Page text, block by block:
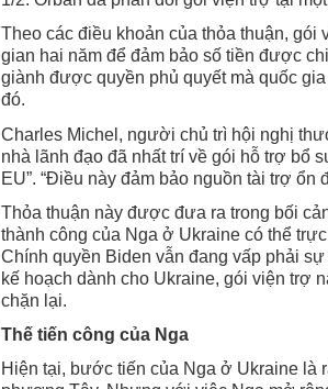
Theo các điều khoản của thỏa thuận,
gian hai năm để đảm bảo số tiền được
giành được quyền phủ quyết mà quốc
đó.
Charles Michel, người chủ trì hội nghị
nhà lãnh đạo đã nhất trí về gói hỗ trợ bổ
EU”. “Điều này đảm bảo nguồn tài trợ
Thỏa thuận này được đưa ra trong bối
thành công của Nga ở Ukraine có thể
Chính quyền Biden vẫn đang vấp phải
kế hoạch dành cho Ukraine, gói viện trợ
chặn lại.
Thế tiến công của Nga
Hiện tại, bước tiến của Nga ở Ukraine là